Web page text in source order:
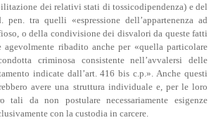
dei relativi stati di tossicodipendenza) e del
pen. tra quelli «espressione dell’appartenenza ad
o della condivisione dei disvalori da queste fatti
agevolmente ribadito anche per «quella particolare
criminosa consistente nell’avvalersi delle
indicate dall’art. 416 bis c.p.». Anche questi
avere una struttura individuale e, per le loro
tali da non postulare necessariamente esigenze
con la custodia in carcere.